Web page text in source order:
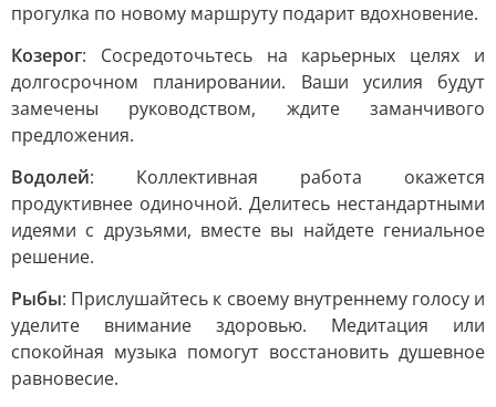
прогулка по новому маршруту подарит вдохновение.
Козерог: Сосредоточьтесь на карьерных целях и
долгосрочном планировании. Ваши усилия будут
замечены руководством, ждите заманчивого
предложения.
Водолей: Коллективная работа окажется
продуктивнее одиночной. Делитесь нестандартными
идеями с друзьями, вместе вы найдете гениальное
решение.
Рыбы: Прислушайтесь к своему внутреннему голосу и
уделите внимание здоровью. Медитация или
спокойная музыка помогут восстановить душевное
равновесие.